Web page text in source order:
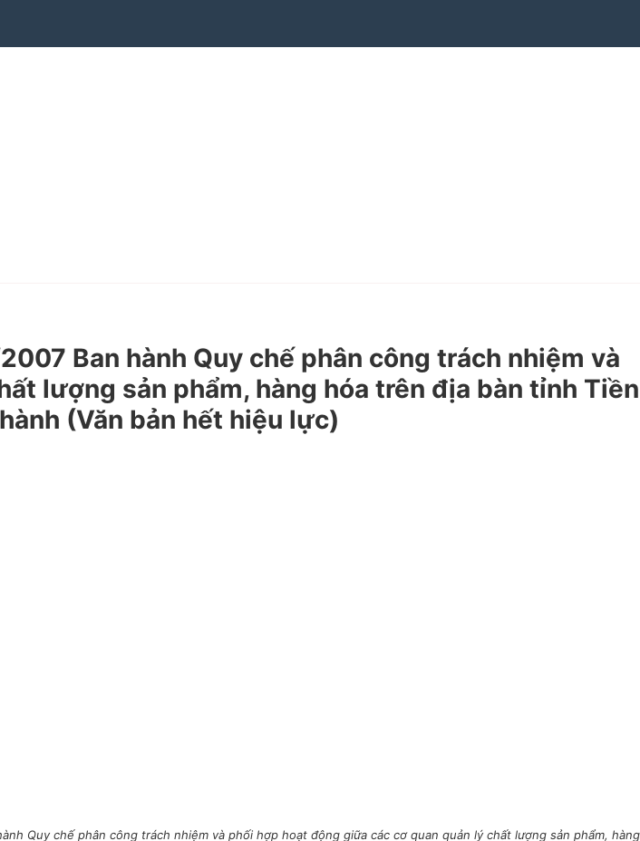
Ban hành Quy chế phân công trách nhiệm và
lượng sản phẩm, hàng hóa trên địa bàn tỉnh Tiền
(Văn bản hết hiệu lực)
Quy chế phân công trách nhiệm và phối hợp hoạt động giữa các cơ quan quản lý chất lượng sản phẩm, hàng